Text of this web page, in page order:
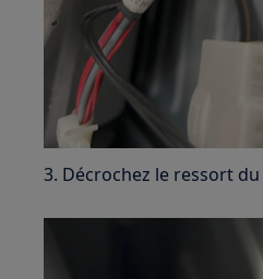
3. Décrochez le ressort